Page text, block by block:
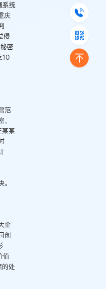
系统
庆
侵
密
10
范
某某
企
创
值
的处